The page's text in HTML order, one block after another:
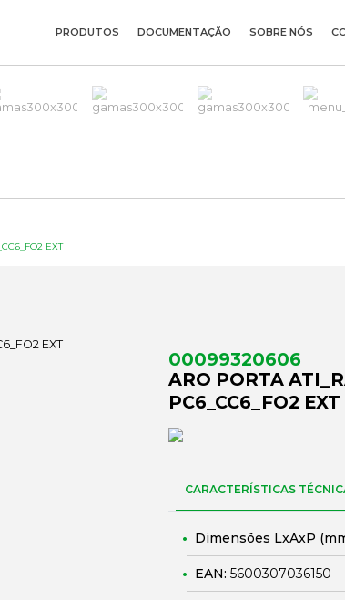
PRODUTOS DOCUMENTAÇÃO SOBRE NÓS
EXT
00099320606
ARO PORTA
PC6_CC6_FO2 EXT
CARACTERÍSTICAS
Dimensões LxAxP
EAN: 5600307036150